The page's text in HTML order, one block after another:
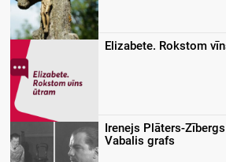
Elizabete. Rokstom
Irenejs Plāters-
Vabalis grafs